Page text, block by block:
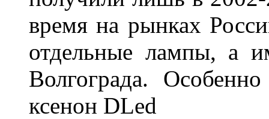
время на рынках
отдельные лампы, а
Волгограда.
ксенон DLed